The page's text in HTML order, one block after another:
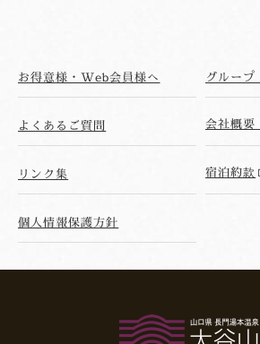
お得意様・Web会員様へ グルー
よくあるご質問 会社概要
リンク集 宿泊約款
個人情報保護方針